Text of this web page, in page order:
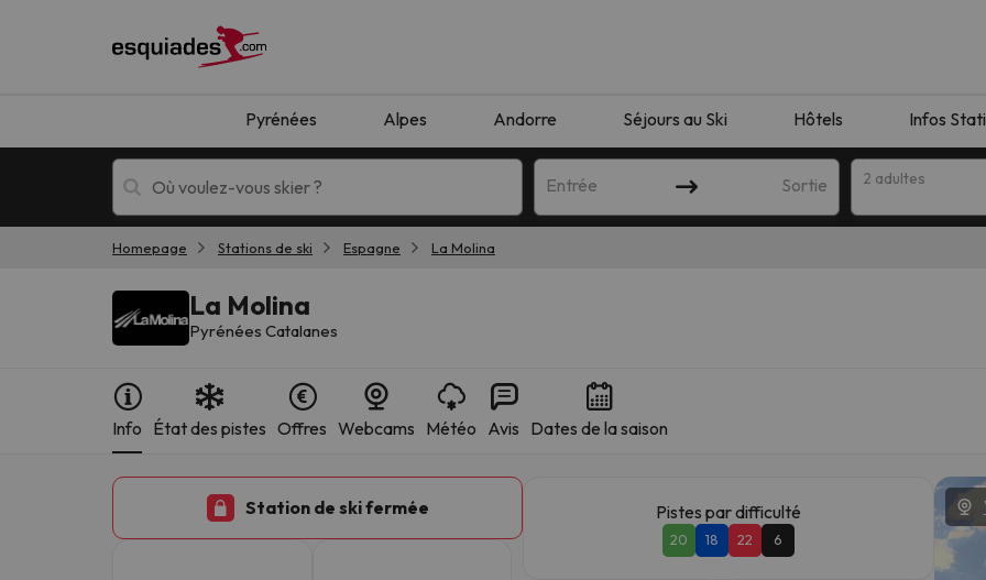
Pyrénées Alpes Andorre Séjours au Ski Hôtels Infos
Entrée Sortie 2 adultes
Homepage Stations de ski Espagne La Molina
La Molina
Pyrénées Catalanes
Info État des pistes Offres Webcams Météo Avis Dates de la saison
Station de ski fermée Pistes par difficulté
20 18 22 6